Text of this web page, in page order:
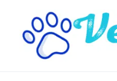
content